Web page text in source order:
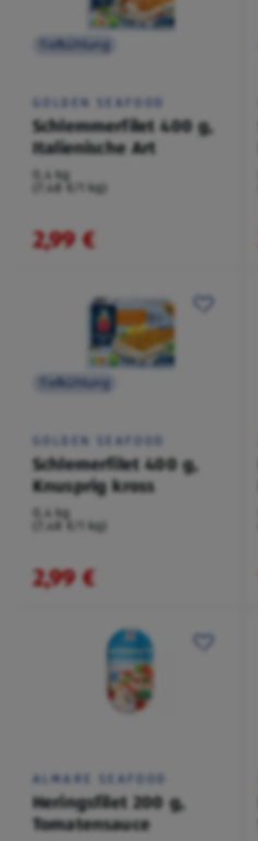
Tiefkühlung
GOLDEN SEAFOOD
Schlemmerfilet 400 g,
Italienische Art
0,4 kg
(7,48 €/1 kg)
2,99 €
Tiefkühlung
GOLDEN SEAFOOD
Schlemerfilet 400 g,
Knusprig kross
0,4 kg
(7,48 €/1 kg)
2,99 €
ALMARE SEAFOOD
Heringsfilet 200 g,
Tomatensauce